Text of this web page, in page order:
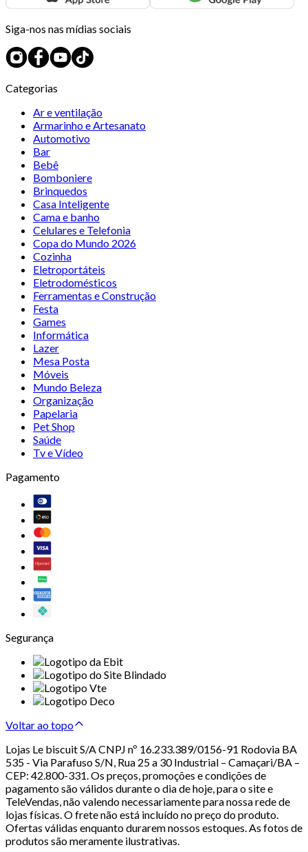
Siga-nos nas mídias sociais
Categorias
Ar e ventilação
Armarinho e Artesanato
Automotivo
Bar
Bebê
Bomboniere
Brinquedos
Casa Inteligente
Cama e banho
Celulares e Telefonia
Copa do Mundo 2026
Cozinha
Eletroportáteis
Eletrodomésticos
Ferramentas e Construção
Festa
Games
Informática
Lazer
Mesa Posta
Móveis
Mundo Beleza
Organização
Papelaria
Pet Shop
Saúde
Tv e Vídeo
Pagamento
Segurança
Voltar ao topo
Lojas Le biscuit S/A CNPJ nº 16.233.389/0156-91 Rodovia BA
535 - Via Parafuso S/N, Rua 25 a 30 Industrial – Camaçari/BA –
CEP: 42.800-331. Os preços, promoções e condições de
pagamento são válidos durante o dia de hoje, para o site e
TeleVendas, não valendo necessariamente para nossa rede de
lojas físicas. O frete não está incluído no preço do produto.
Ofertas válidas enquanto durarem nossos estoques. As fotos de
produtos são meramente ilustrativas.